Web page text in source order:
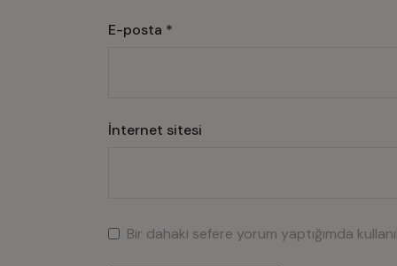
E-posta *
İnternet sitesi
Bir dahaki sefere yorum yaptığımda